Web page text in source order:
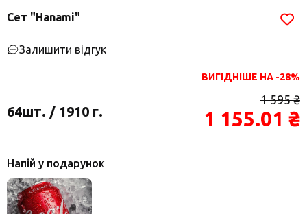
Сет "Hanami"
Залишити відгук
ВИГІДНІШЕ НА -28%
64шт. / 1910 г.
1 595 ₴
1 155.01 ₴
Напій у подарунок